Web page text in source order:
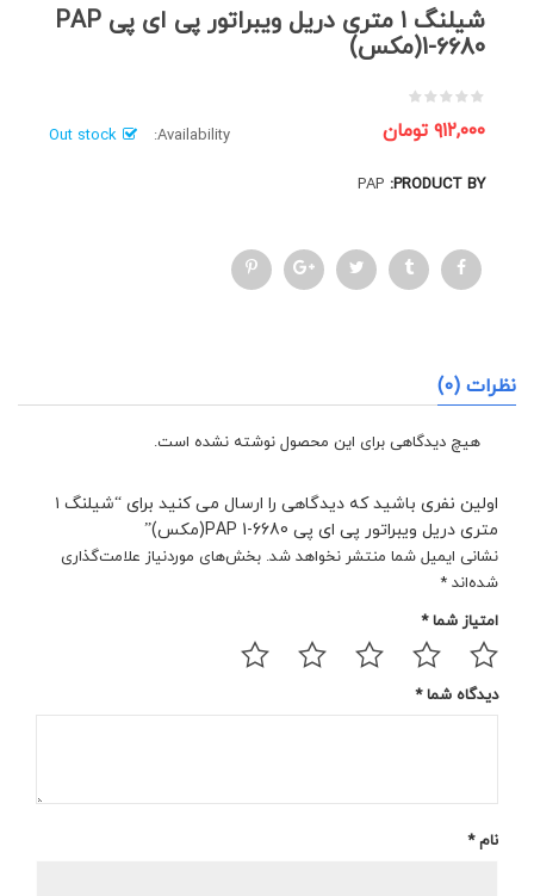
شیلنگ ۱ متری دریل ویبراتور پی ای پی PAP
1-6680(مکس)
Availability:
Out stock ۹۱۲,۰۰۰ تومان
PRODUCT BY:
PAP
نظرات (0)
هیچ دیدگاهی برای این محصول نوشته نشده است.
اولین نفری باشید که دیدگاهی را ارسال می کنید برای “شیلنگ ۱
متری دریل ویبراتور پی ای پی PAP 1-6680(مکس)”
نشانی ایمیل شما منتشر نخواهد شد. بخش‌های موردنیاز علامت‌گذاری
شده‌اند *
امتیاز شما*
دیدگاه شما*
نام*